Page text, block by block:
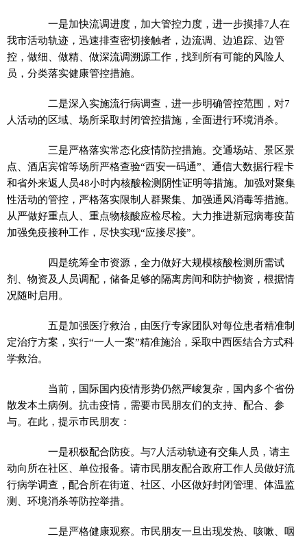
一是加快流调进度，加大管控力度，进一步摸排7人在
我市活动轨迹，迅速排查密切接触者，边流调、边追踪、边管
控，做细、做精、做深流调溯源工作，找到所有可能的风险人
员，分类落实健康管控措施。
二是深入实施流行病调查，进一步明确管控范围，对7
人活动的区域、场所采取封闭管控措施，全面进行环境消杀。
三是严格落实常态化疫情防控措施。交通场站、景区景
点、酒店宾馆等场所严格查验“西安一码通”、通信大数据行程卡
和省外来返人员48小时内核酸检测阴性证明等措施。加强对聚集
性活动的管控，严格落实限制人群聚集、加强通风消毒等措施。
从严做好重点人、重点物核酸应检尽检。大力推进新冠病毒疫苗
加强免疫接种工作，尽快实现“应接尽接”。
四是统筹全市资源，全力做好大规模核酸检测所需试
剂、物资及人员调配，储备足够的隔离房间和防护物资，根据情
况随时启用。
五是加强医疗救治，由医疗专家团队对每位患者精准制
定治疗方案，实行“一人一案”精准施治，采取中西医结合方式科
学救治。
当前，国际国内疫情形势仍然严峻复杂，国内多个省份
散发本土病例。抗击疫情，需要市民朋友们的支持、配合、参
与。在此，提示市民朋友：
一是积极配合防疫。与7人活动轨迹有交集人员，请主
动向所在社区、单位报备。请市民朋友配合政府工作人员做好流
行病学调查，配合所在街道、社区、小区做好封闭管理、体温监
测、环境消杀等防控举措。
二是严格健康观察。市民朋友一旦出现发热、咳嗽、咽